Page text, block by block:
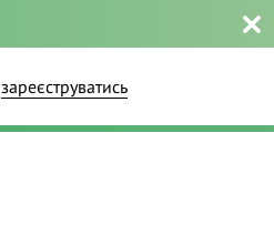
зареєструватись